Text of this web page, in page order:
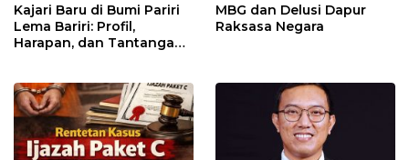
Kajari Baru di Bumi Pariri
Lema Bariri: Profil,
Harapan, dan Tantangan
MBG dan Delusi Dapur
Raksasa Negara